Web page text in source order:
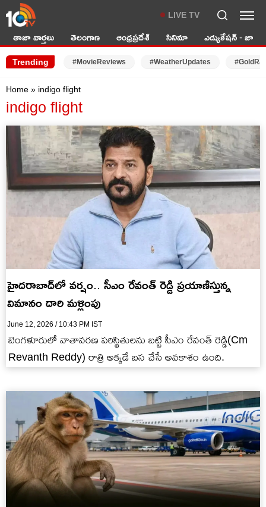
LIVE TV
తాజా వార్తలు తెలంగాణ ఆంధ్రప్రదేశ్ సినిమా ఎడ్యుకేషన్ - జాబ్స్
Trending #MovieReviews #WeatherUpdates
Home » indigo flight
indigo flight
హైదరాబాద్‌లో వర్షం.. సీఎం రేవంత్‌ రెడ్డి ప్రయాణిస్తున్న
విమానం దారి మళ్లింపు
June 12, 2026 / 10:43 PM IST
బెంగళూరులో వాతావరణ పరిస్థితులను బట్టి సీఎం రేవంత్ రెడ్డి(Cm
Revanth Reddy) రాత్రి అక్కడే బస చేసే అవకాశం ఉంది.